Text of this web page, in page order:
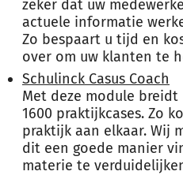
zeker dat uw
actuele informatie
Zo bespaart u tijd en
over om uw klanten te
Schulinck Casus Coach
Met deze module
1600 praktijkcases. Zo
praktijk aan elkaar. Wij
dit een goede manier
materie te